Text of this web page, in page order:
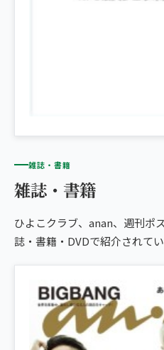
雑誌・書籍
雑誌・書籍
ひよこクラブ、anan、週刊ポ
誌・書籍・DVDで紹介されてい